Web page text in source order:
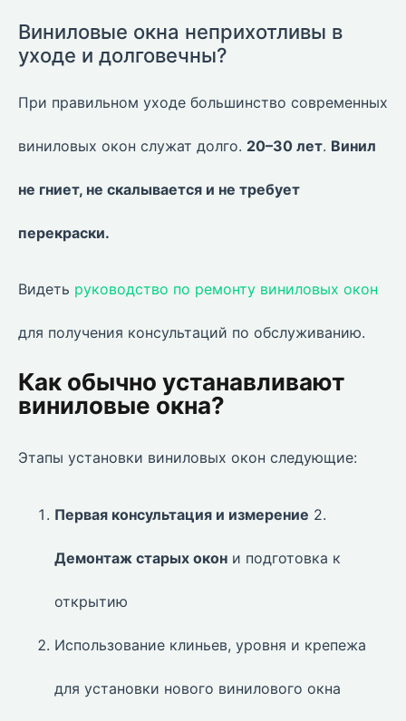
Виниловые окна неприхотливы в
уходе и долговечны?
При правильном уходе большинство современных
виниловых окон служат долго. 20–30 лет. Винил
не гниет, не скалывается и не требует
перекраски.
Видеть руководство по ремонту виниловых окон
для получения консультаций по обслуживанию.
Как обычно устанавливают
виниловые окна?
Этапы установки виниловых окон следующие:
Первая консультация и измерение 2.
Демонтаж старых окон и подготовка к
открытию
Использование клиньев, уровня и крепежа
для установки нового винилового окна